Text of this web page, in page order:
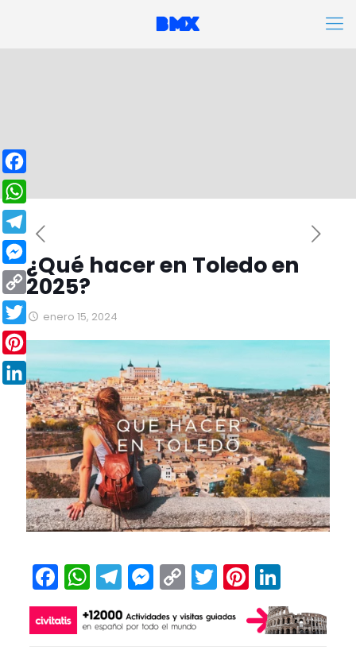
¿Qué hacer en Toledo en
2025?
enero 15, 2024
Facebook
WhatsApp
Telegram
Messenger
CopyTwitterPinterest
Facebook
WhatsApp
Telegram
Messenger
Copy
Link
Twitter
Pinterest
LinkedIn